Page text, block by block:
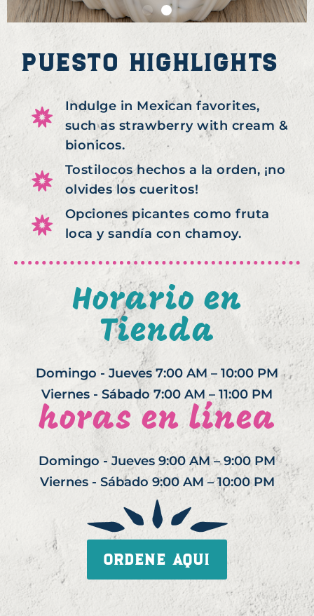
PUESTO HIGHLIGHTS
Indulge in Mexican favorites,
such as strawberry with cream &
bionicos.
Tostilocos hechos a la orden, ¡no
olvides los cueritos!
Opciones picantes como fruta
loca y sandía con chamoy.
Horario en
Tienda
Domingo - Jueves 7:00 AM – 10:00 PM
Viernes - Sábado 7:00 AM – 11:00 PM
horas en línea
Domingo - Jueves 9:00 AM – 9:00 PM
Viernes - Sábado 9:00 AM – 10:00 PM
Ordene aqui